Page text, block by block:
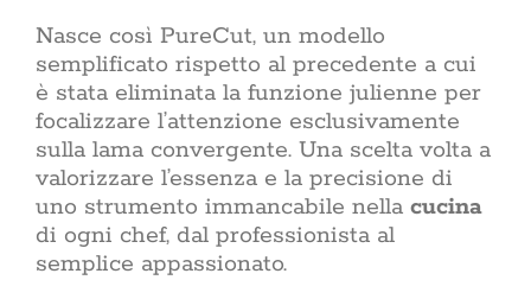
da dove
partire
delle
pratiche
restyling
non tocca
Nasce così PureCut, un modello
semplificato rispetto al precedente a cui
è stata eliminata la funzione julienne per
focalizzare l’attenzione esclusivamente
sulla lama convergente. Una scelta volta a
valorizzare l’essenza e la precisione di
uno strumento immancabile nella cucina
di ogni chef, dal professionista al
semplice appassionato.